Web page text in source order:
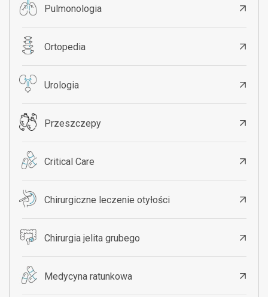
Pulmonologia
Ortopedia
Urologia
Przeszczepy
Critical Care
Chirurgiczne leczenie otyłości
Chirurgia jelita grubego
Medycyna ratunkowa